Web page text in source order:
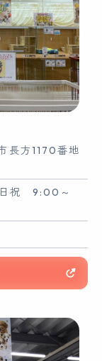
長方1170番地
祝 9:00～